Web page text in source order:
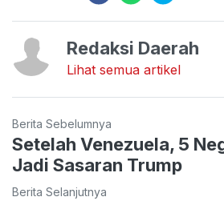
Redaksi Daerah
Lihat semua artikel
Berita Sebelumnya
Setelah Venezuela, 5
Jadi Sasaran Trump
Berita Selanjutnya